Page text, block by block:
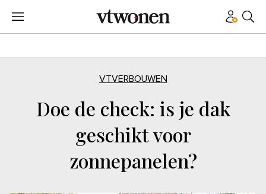
VTVERBOUWEN
Doe de check: is je dak
geschikt voor
zonnepanelen?